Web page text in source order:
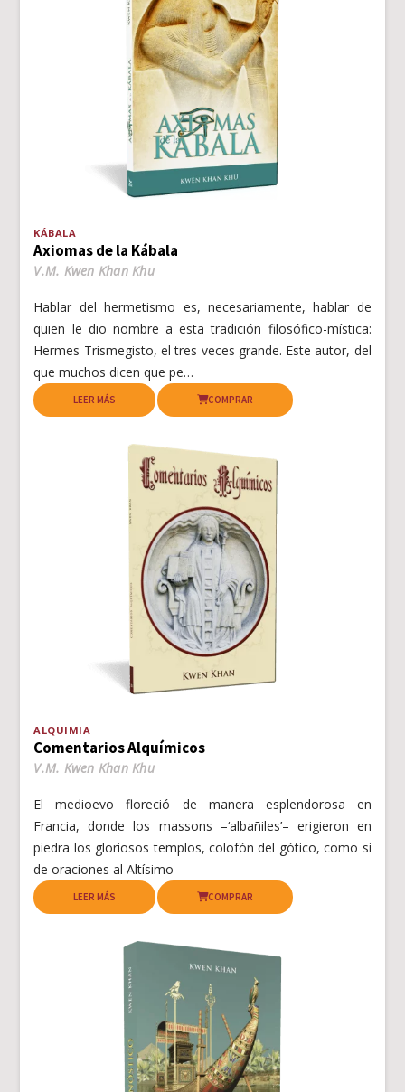
KÁBALA
Axiomas de la Kábala
V.M. Kwen Khan Khu
Hablar del hermetismo es, necesariamente, hablar de
quien le dio nombre a esta tradición filosófico-mística:
Hermes Trismegisto, el tres veces grande. Este autor, del
que muchos dicen que pe…
LEER MÁS COMPRAR
ALQUIMIA
Comentarios Alquímicos
V.M. Kwen Khan Khu
El medioevo floreció de manera esplendorosa en
Francia, donde los massons –‘albañiles’– erigieron en
piedra los gloriosos templos, colofón del gótico, como si
de oraciones al Altísimo
LEER MÁS COMPRAR